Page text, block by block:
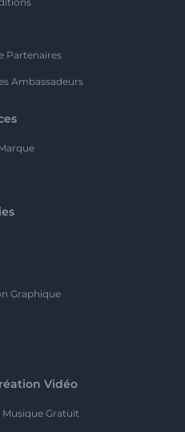
Partenaires
Ambassadeurs
Graphique
Vidéo
Musique Gratuit